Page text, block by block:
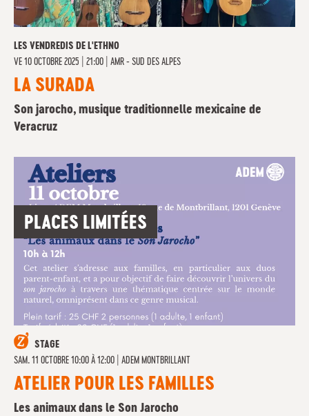
LES VENDREDIS DE L'ETHNO
VE 10 OCTOBRE 2025 | 21:00 AMR - SUD DES ALPES
LA SURADA
Son jarocho, musique traditionnelle mexicaine de
Veracruz
PLACES LIMITÉES
STAGE
SAM. 11 OCTOBRE 10:00 À 12:00
ADEM MONTBRILLANT
ATELIER POUR LES FAMILLES
Les animaux dans le Son Jarocho